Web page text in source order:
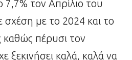
τον Απρίλιο του
με το 2024 και το
καθώς πέρυσι τον
ξεκινήσει καλά, καλά να